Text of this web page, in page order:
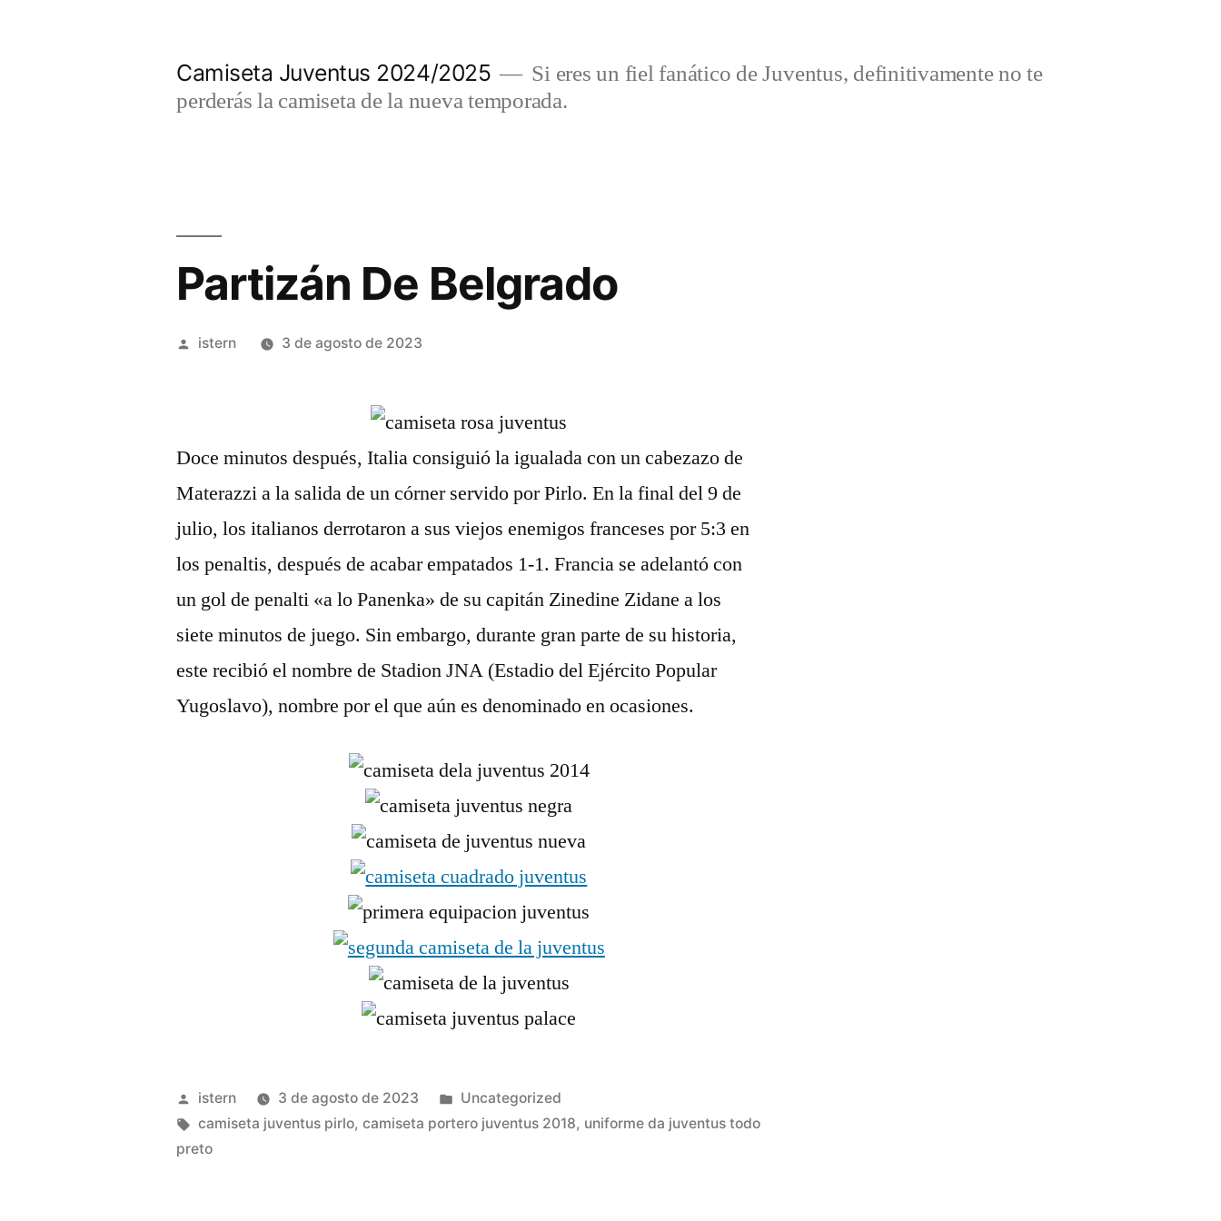
Camiseta Juventus 2024/2025
Si eres un fiel fanático de Juventus, definitivamente no te
perderás la camiseta de la nueva temporada.
Partizán De Belgrado
Publicado
istern 3 de agosto de 2023
Doce minutos después, Italia consiguió la igualada con un cabezazo de
Materazzi a la salida de un córner servido por Pirlo. En la final del 9 de
julio, los italianos derrotaron a sus viejos enemigos franceses por 5:3 en
los penaltis, después de acabar empatados 1-1. Francia se adelantó con
un gol de penalti «a lo Panenka» de su capitán Zinedine Zidane a los
siete minutos de juego. Sin embargo, durante gran parte de su historia,
este recibió el nombre de Stadion JNA (Estadio del Ejército Popular
Yugoslavo), nombre por el que aún es denominado en ocasiones.
Publicado
por
istern 3 de agosto de 2023
Publicado
en
Uncategorized
Etiquetas:
camiseta juventus pirlo,camiseta portero juventus 2018, uniforme da juventus todo
preto